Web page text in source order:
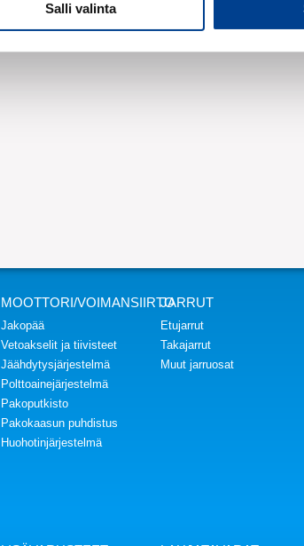
Salli valinta
MOOTTORI/VOIMANSIIRTO
Jakopää
Vetoakselit ja tiivisteet
Jäähdytysjärjestelmä
Polttoainejärjestelmä
Pakoputkisto
Pakokaasun puhdistus
Huohotinjärjestelmä
JARRUT
Etujarrut
Takajarrut
Muut jarruosat